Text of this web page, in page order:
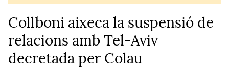
Collboni aixeca la suspensió de
relacions amb Tel-Aviv
decretada per Colau